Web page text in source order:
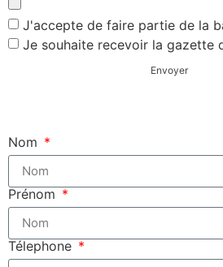
J'accepte de faire partie de la
Je souhaite recevoir la gazette
Envoyer
Nom
Prénom
Télephone